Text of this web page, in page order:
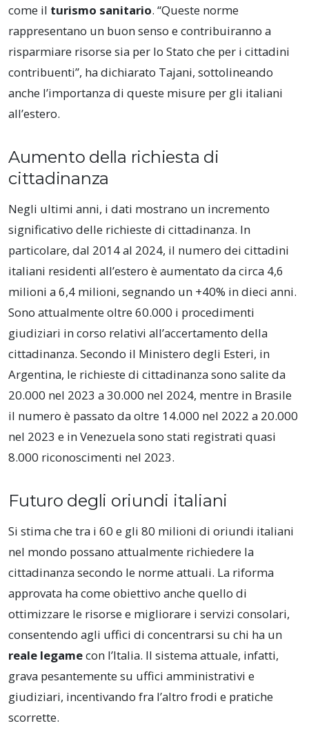
come il turismo sanitario. “Queste norme
rappresentano un buon senso e contribuiranno a
risparmiare risorse sia per lo Stato che per i cittadini
contribuenti”, ha dichiarato Tajani, sottolineando
anche l’importanza di queste misure per gli italiani
all’estero.
Aumento della richiesta di
cittadinanza
Negli ultimi anni, i dati mostrano un incremento
significativo delle richieste di cittadinanza. In
particolare, dal 2014 al 2024, il numero dei cittadini
italiani residenti all’estero è aumentato da circa 4,6
milioni a 6,4 milioni, segnando un +40% in dieci anni.
Sono attualmente oltre 60.000 i procedimenti
giudiziari in corso relativi all’accertamento della
cittadinanza. Secondo il Ministero degli Esteri, in
Argentina, le richieste di cittadinanza sono salite da
20.000 nel 2023 a 30.000 nel 2024, mentre in Brasile
il numero è passato da oltre 14.000 nel 2022 a 20.000
nel 2023 e in Venezuela sono stati registrati quasi
8.000 riconoscimenti nel 2023.
Futuro degli oriundi italiani
Si stima che tra i 60 e gli 80 milioni di oriundi italiani
nel mondo possano attualmente richiedere la
cittadinanza secondo le norme attuali. La riforma
approvata ha come obiettivo anche quello di
ottimizzare le risorse e migliorare i servizi consolari,
consentendo agli uffici di concentrarsi su chi ha un
reale legamecon l’Italia. Il sistema attuale, infatti,
grava pesantemente su uffici amministrativi e
giudiziari, incentivando fra l’altro frodi e pratiche
scorrette.